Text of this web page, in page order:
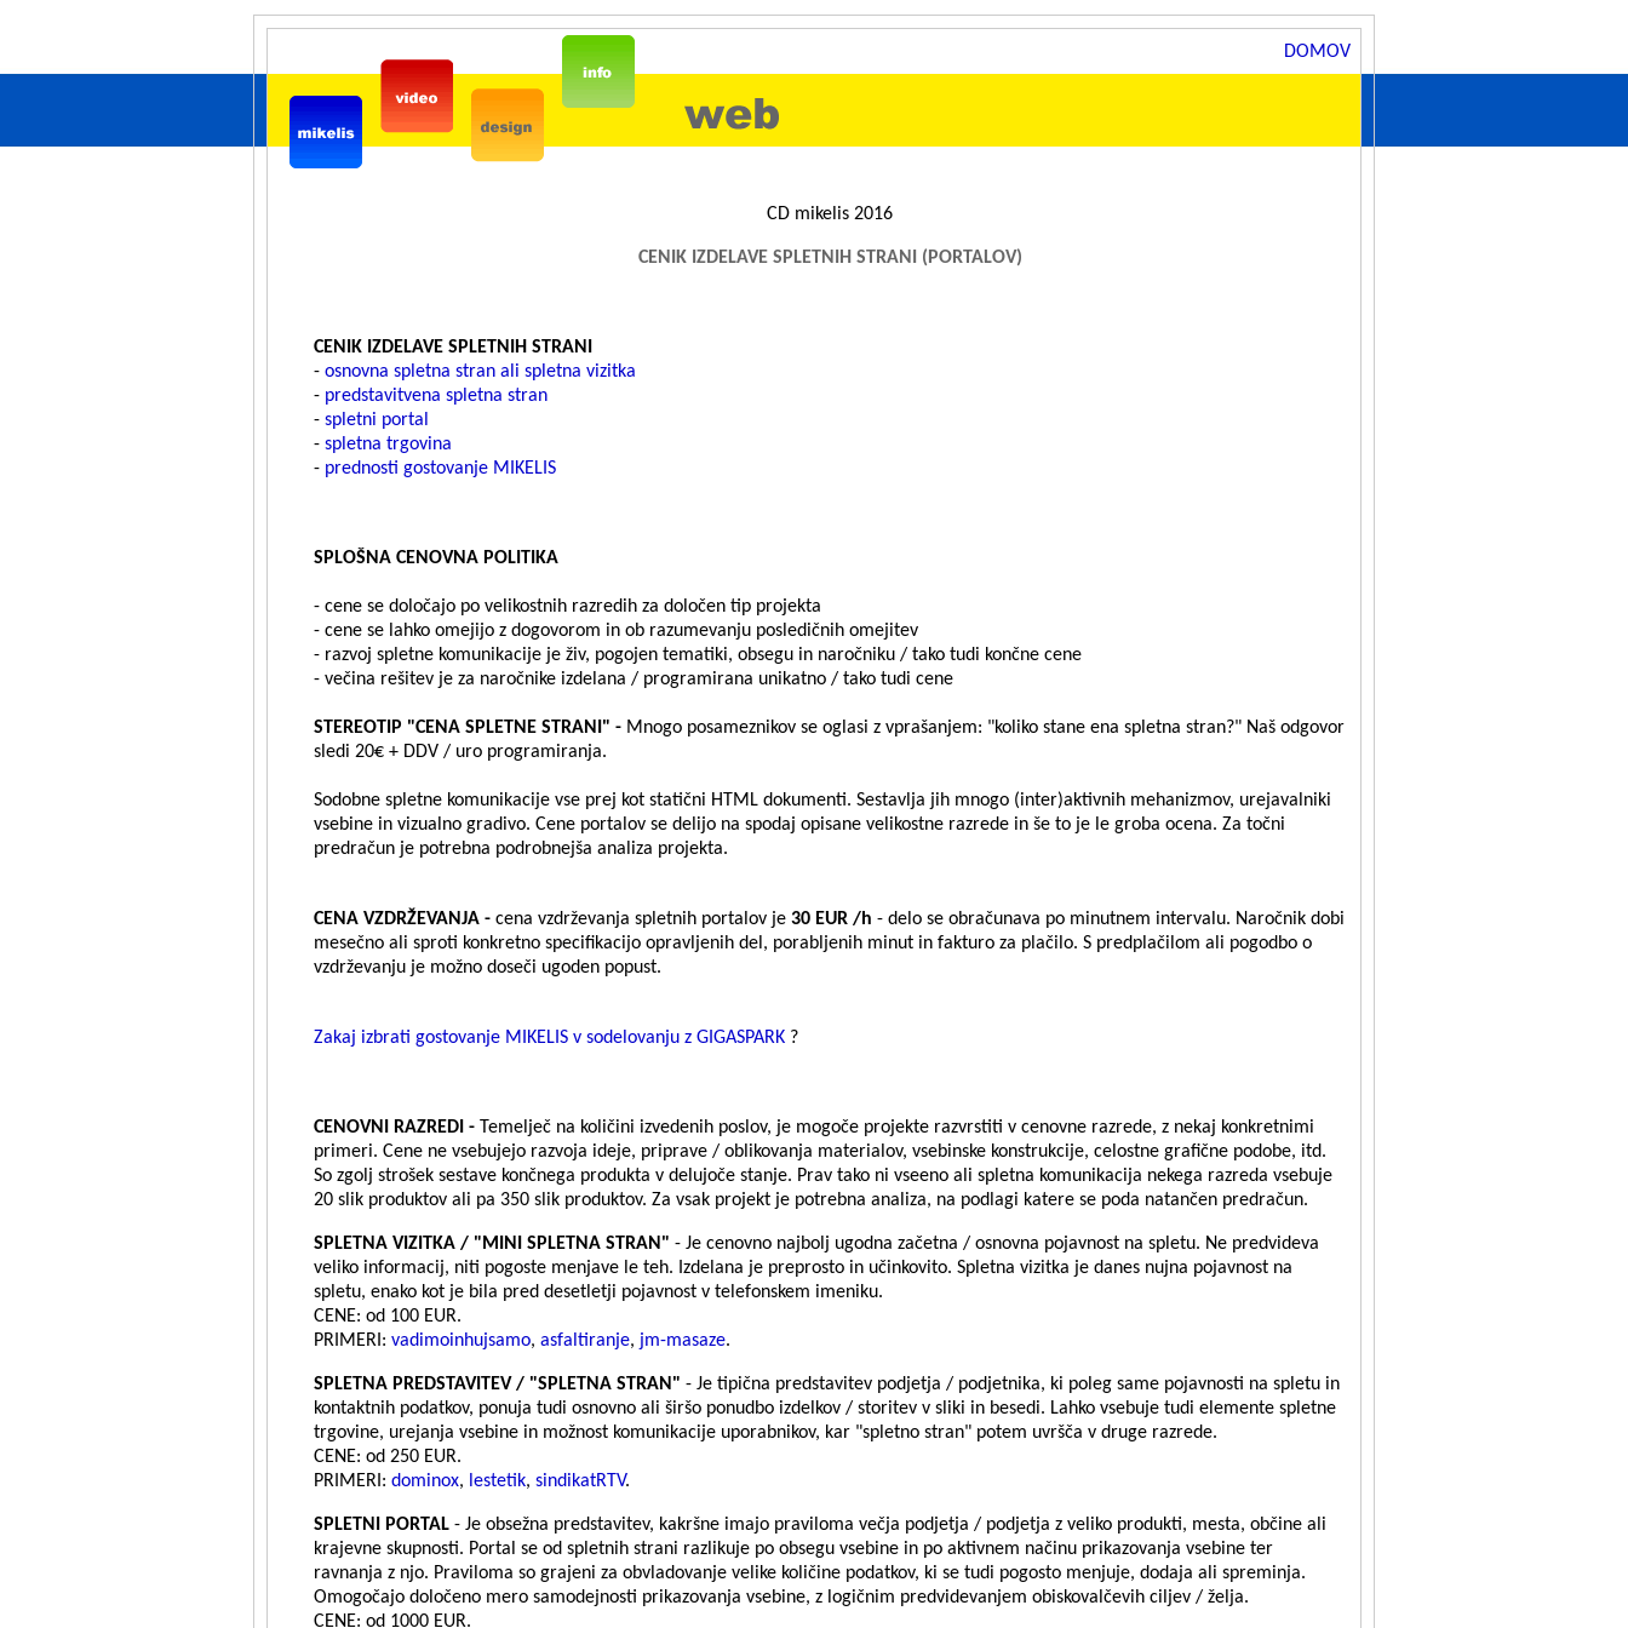
DOMOV
CD mikelis 2016
CENIK IZDELAVE SPLETNIH STRANI (PORTALOV)
CENIK IZDELAVE SPLETNIH STRANI
- osnovna spletna stran ali spletna vizitka
- predstavitvena spletna stran
- spletni portal
- spletna trgovina
- prednosti gostovanje MIKELIS
SPLOŠNA CENOVNA POLITIKA
- cene se določajo po velikostnih razredih za določen tip projekta
- cene se lahko omejijo z dogovorom in ob razumevanju posledičnih omejitev
- razvoj spletne komunikacije je živ, pogojen tematiki, obsegu in naročniku / tako tudi končne cene
- večina rešitev je za naročnike izdelana / programirana unikatno / tako tudi cene
STEREOTIP "CENA SPLETNE STRANI" - Mnogo posameznikov se oglasi z vprašanjem: "koliko stane ena spletna stran?" Naš odgovor
sledi 20€ + DDV / uro programiranja.
Sodobne spletne komunikacije vse prej kot statični HTML dokumenti. Sestavlja jih mnogo (inter)aktivnih mehanizmov, urejavalniki
vsebine in vizualno gradivo. Cene portalov se delijo na spodaj opisane velikostne razrede in še to je le groba ocena. Za točni
predračun je potrebna podrobnejša analiza projekta.
CENA VZDRŽEVANJA - cena vzdrževanja spletnih portalov je 30 EUR /h - delo se obračunava po minutnem intervalu. Naročnik dobi
mesečno ali sproti konkretno specifikacijo opravljenih del, porabljenih minut in fakturo za plačilo. S predplačilom ali pogodbo o
vzdrževanju je možno doseči ugoden popust.
Zakaj izbrati gostovanje MIKELIS v sodelovanju z GIGASPARK ?
CENOVNI RAZREDI - Temelječ na količini izvedenih poslov, je mogoče projekte razvrstiti v cenovne razrede, z nekaj konkretnimi
primeri. Cene ne vsebujejo razvoja ideje, priprave / oblikovanja materialov, vsebinske konstrukcije, celostne grafične podobe, itd.
So zgolj strošek sestave končnega produkta v delujoče stanje. Prav tako ni vseeno ali spletna komunikacija nekega razreda vsebuje
20 slik produktov ali pa 350 slik produktov. Za vsak projekt je potrebna analiza, na podlagi katere se poda natančen predračun.
SPLETNA VIZITKA / "MINI SPLETNA STRAN" - Je cenovno najbolj ugodna začetna / osnovna pojavnost na spletu. Ne predvideva
veliko informacij, niti pogoste menjave le teh. Izdelana je preprosto in učinkovito. Spletna vizitka je danes nujna pojavnost na
spletu, enako kot je bila pred desetletji pojavnost v telefonskem imeniku.
CENE: od 100 EUR.
PRIMERI: vadimoinhujsamo, asfaltiranje, jm-masaze.
SPLETNA PREDSTAVITEV / "SPLETNA STRAN" - Je tipična predstavitev podjetja / podjetnika, ki poleg same pojavnosti na spletu in
kontaktnih podatkov, ponuja tudi osnovno ali širšo ponudbo izdelkov / storitev v sliki in besedi. Lahko vsebuje tudi elemente spletne
trgovine, urejanja vsebine in možnost komunikacije uporabnikov, kar "spletno stran" potem uvršča v druge razrede.
CENE: od 250 EUR.
PRIMERI: dominox, lestetik, sindikatRTV.
SPLETNI PORTAL - Je obsežna predstavitev, kakršne imajo praviloma večja podjetja / podjetja z veliko produkti, mesta, občine ali
krajevne skupnosti. Portal se od spletnih strani razlikuje po obsegu vsebine in po aktivnem načinu prikazovanja vsebine ter
ravnanja z njo. Praviloma so grajeni za obvladovanje velike količine podatkov, ki se tudi pogosto menjuje, dodaja ali spreminja.
Omogočajo določeno mero samodejnosti prikazovanja vsebine, z logičnim predvidevanjem obiskovalčevih ciljev / želja.
CENE: od 1000 EUR.